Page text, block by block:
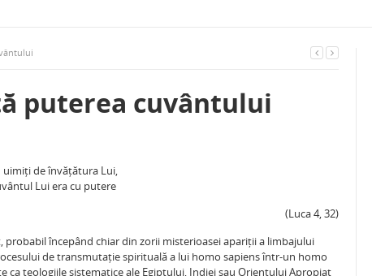
puterea cuvântului
uimiți de învățătura Lui,
Lui era cu putere
(Luca 4, 32)
începând chiar din zorii misterioasei apariții a limbajului
de transmutație spirituală a lui homo sapiens într-un homo
ca teologiile sistematice ale Egiptului, Indiei sau Orientului Apropiat